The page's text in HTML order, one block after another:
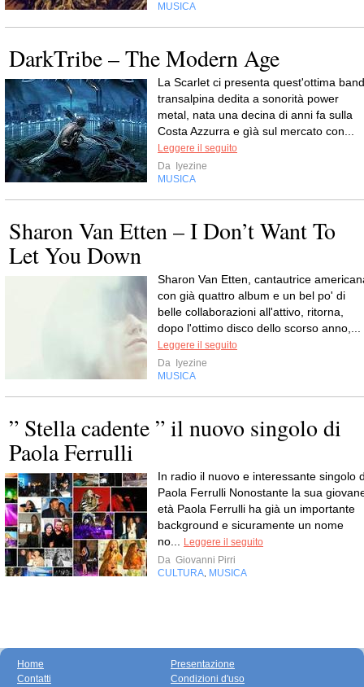
MUSICA
DarkTribe – The Modern Age
La Scarlet ci presenta quest'ottima band
transalpina dedita a sonorità power
metal, nata una decina di anni fa sulla
Costa Azzurra e gìà sul mercato con...
Leggere il seguito
Da
Iyezine
MUSICA
Sharon Van Etten – I Don’t Want To
Let You Down
Sharon Van Etten, cantautrice
con già quattro album e un bel po' di
belle collaborazioni all'attivo, ritorna,
dopo l'ottimo disco dello scorso anno,...
Leggere il seguito
Da
Iyezine
MUSICA
” Stella cadente ” il nuovo singolo di
Paola Ferrulli
In radio il nuovo e interessante singolo
Paola Ferrulli Nonostante la sua
età Paola Ferrulli ha già un importante
background e sicuramente un nome
no...
Leggere il seguito
Da Giovanni Pirri
CULTURA MUSICA
Home
Contatti
Presentazione
Condizioni d'uso